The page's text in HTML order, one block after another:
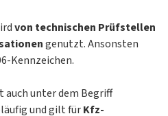
von technischen Prüfstellen
genutzt. Ansonsten
Kennzeichen.
auch unter dem Begriff
und gilt fürKfz-